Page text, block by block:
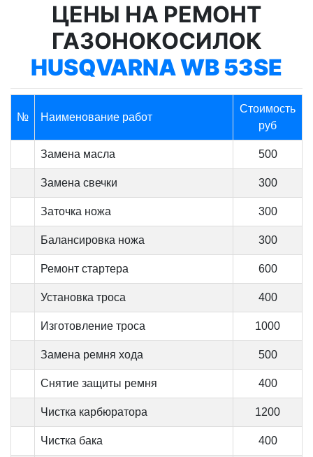
ЦЕНЫ НА РЕМОНТ
ГАЗОНОКОСИЛОК
HUSQVARNA WB 53SE
№ Наименование работ
Стоимость
руб
Замена масла 500
Замена свечки 300
Заточка ножа 300
Балансировка ножа 300
Ремонт стартера 600
Установка троса 400
Изготовление троса 1000
Замена ремня хода 500
Снятие защиты ремня 400
Чистка карбюратора 1200
Чистка бака 400